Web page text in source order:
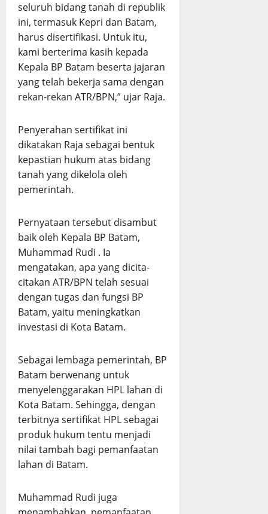
seluruh bidang tanah di republik
ini, termasuk Kepri dan Batam,
harus disertifikasi. Untuk itu,
kami berterima kasih kepada
Kepala BP Batam beserta jajaran
yang telah bekerja sama dengan
rekan-rekan ATR/BPN,” ujar Raja.
Penyerahan sertifikat ini
dikatakan Raja sebagai bentuk
kepastian hukum atas bidang
tanah yang dikelola oleh
pemerintah.
Pernyataan tersebut disambut
baik oleh Kepala BP Batam,
Muhammad Rudi . Ia
mengatakan, apa yang dicita-
citakan ATR/BPN telah sesuai
dengan tugas dan fungsi BP
Batam, yaitu meningkatkan
investasi di Kota Batam.
Sebagai lembaga pemerintah, BP
Batam berwenang untuk
menyelenggarakan HPL lahan di
Kota Batam. Sehingga, dengan
terbitnya sertifikat HPL sebagai
produk hukum tentu menjadi
nilai tambah bagi pemanfaatan
lahan di Batam.
Muhammad Rudi juga